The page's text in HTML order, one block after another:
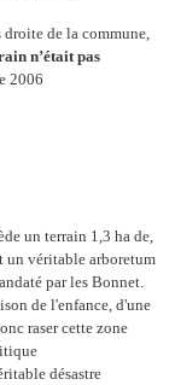
de la commune,
n’était pas
2006
un terrain 1,3 ha de,
un véritable arboretum
par les Bonnet.
de l'enfance, d'une
raser cette zone
désastre